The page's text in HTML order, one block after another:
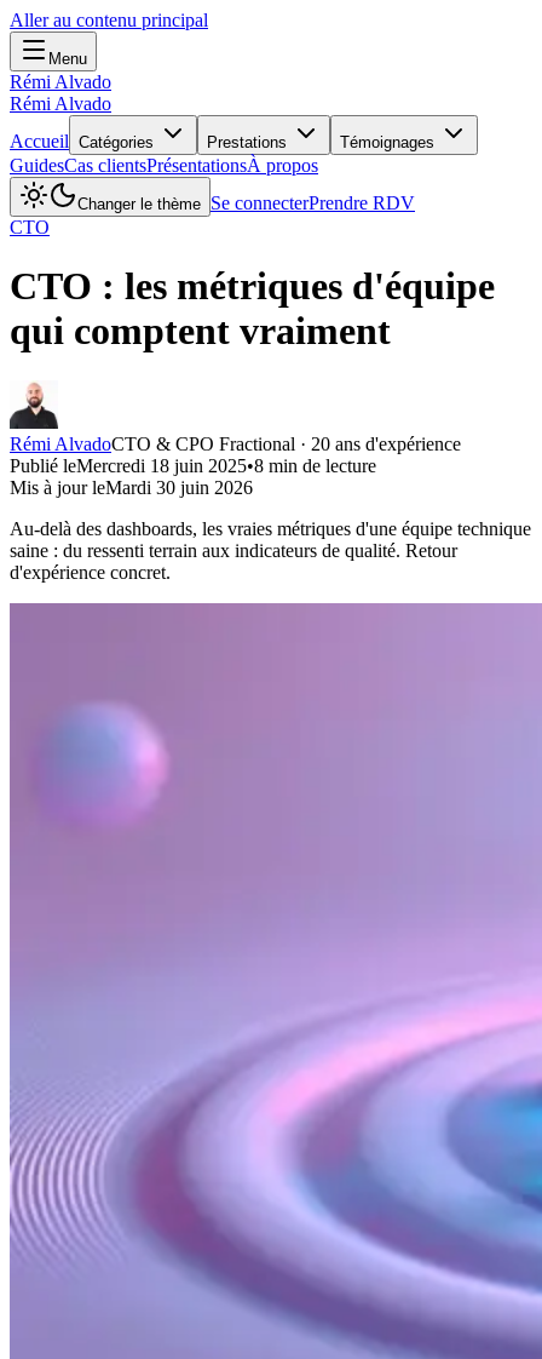
Aller au contenu principal
Menu
Rémi Alvado
Rémi Alvado
Accueil Catégories Prestations Témoignages
GuidesCas clientsPrésentationsÀ propos
Changer le thème Se connecterPrendre RDV
CTO
CTO : les métriques d'équipe
qui comptent vraiment
Rémi AlvadoCTO & CPO Fractional · 20 ans d'expérience
Publié leMercredi 18 juin 2025•8 min de lecture
Mis à jour leMardi 30 juin 2026
Au-delà des dashboards, les vraies métriques d'une équipe technique
saine : du ressenti terrain aux indicateurs de qualité. Retour
d'expérience concret.